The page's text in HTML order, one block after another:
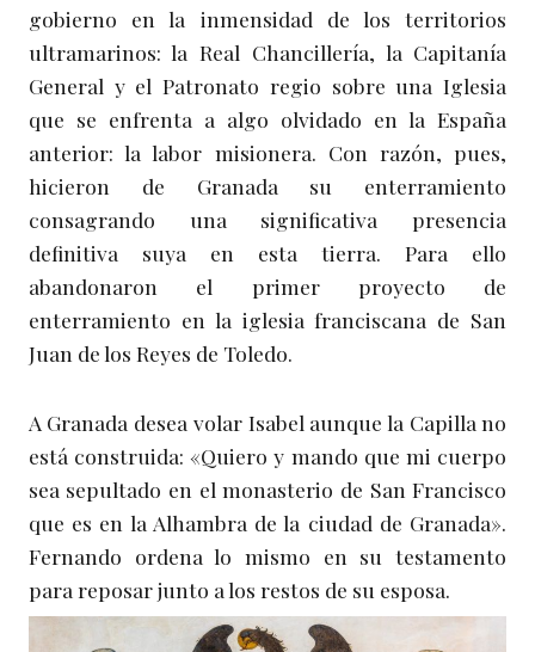
gobierno en la inmensidad de los territorios
ultramarinos: la Real Chancillería, la Capitanía
General y el Patronato regio sobre una Iglesia
que se enfrenta a algo olvidado en la España
anterior: la labor misionera. Con razón, pues,
hicieron de Granada su enterramiento
consagrando una significativa presencia
definitiva suya en esta tierra. Para ello
abandonaron el primer proyecto de
enterramiento en la iglesia franciscana de San
Juan de los Reyes de Toledo.
A Granada desea volar Isabel aunque la Capilla no
está construida: «Quiero y mando que mi cuerpo
sea sepultado en el monasterio de San Francisco
que es en la Alhambra de la ciudad de Granada».
Fernando ordena lo mismo en su testamento
para reposar junto a los restos de su esposa.